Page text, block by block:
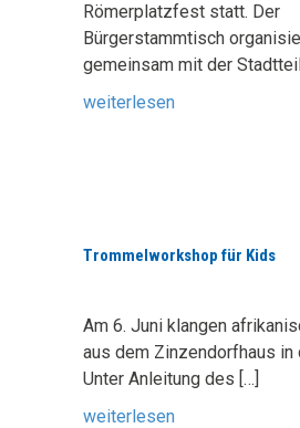
Römerplatzfest statt. Der
Bürgerstammtisch
gemeinsam mit der
weiterlesen
Trommelworkshop für Kids
Am 6. Juni klangen
aus dem Zinzendorfhaus in
Unter Anleitung des […]
weiterlesen